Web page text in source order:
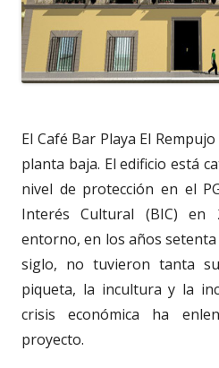
El Café Bar Playa El
planta baja. El edificio está
nivel de protección en el
Interés Cultural (BIC) en
entorno, en los años
siglo, no tuvieron tanta
piqueta, la incultura y la
crisis económica ha
proyecto.